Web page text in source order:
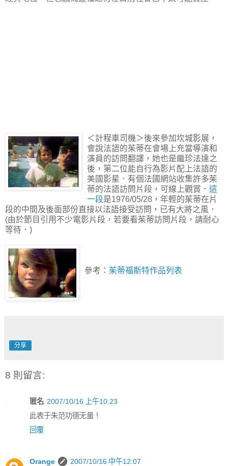
＜計程車司機＞後來參加坎城影展，
會說法語的茱蒂在會場上充當導演和
演員的訪問翻譯，她也是繼珍法達之
後，第二位能自行為影片配上法語的
美國影星．有個法國網站收集許多茱
蒂的法語訪問片段，可線上觀賞． 這
一段是1976/05/28，年輕的茱蒂在片
段的中間及後面部份直接以法語接受訪問，已有大將之風．
(由於節目引用不少電影片段，若要看茱蒂訪問片段，請耐心
等待．)
參考： 茱蒂福斯特作品列表
分享
8 則留言:
匿名 2007/10/16 上午10:23
此表于朱范功德无量！
回覆
Orange
2007/10/16 中午12:07